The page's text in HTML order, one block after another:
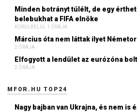
Minden botrányt túlélt, de egy
belebukhat a FIFA elnöke
KÖRÜLBELÜL 1 ÓRÁJA
Március óta nem láttak ilyet
2 ÓRÁJA
Elfogyott a lendület az eurózóna
2 ÓRÁJA
MFOR.HU TOP24
Nagy bajban van Ukrajna, és nem is